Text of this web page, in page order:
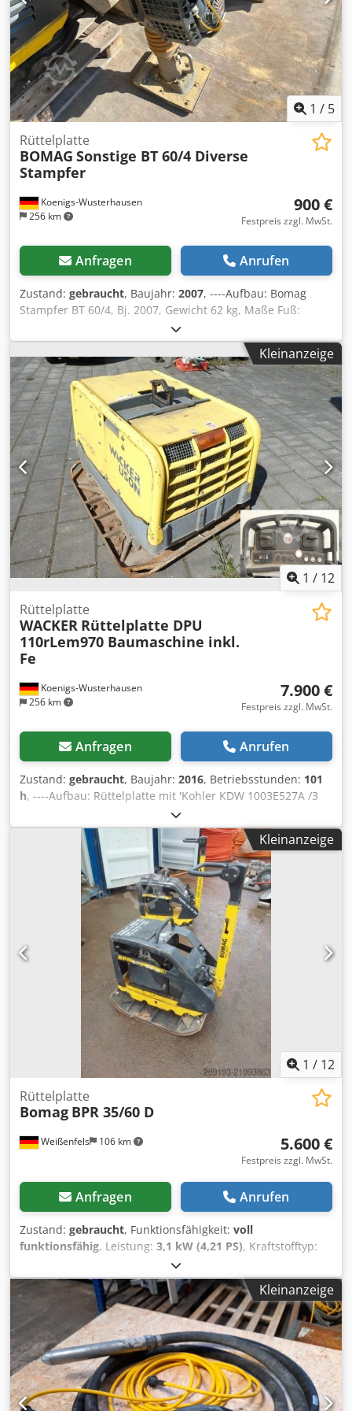
Zentrifugalkraft: 6.697 lb (~30 kN) * Abmessungen: *
Länge: 2.520 mm (99,2 in) * Breite (gesamt): 1.112 mm (43,8
in) * Trommeldurchmesser: 720 mm (28,3 in) Dedpfx Asw
Thfgeahock * Trommelbreite: 1.000 mm (39,4 in) * Höhe
(ROPS): 2.700 mm (106 in)
1 / 5
Koenigs-Wusterhausen
256 km
Rüttelplatte
BOMAG Sonstige BT 60/4 Diverse
Stampfer
900 €
Festpreis zzgl. MwSt.
Anfragen Anrufen
Zustand: gebraucht, Baujahr: 2007, ----Aufbau: Bomag
Stampfer BT 60/4, Bj. 2007, Gewicht 62 kg, Maße Fuß:
340x280mm, Honda Benzinmotor GX 100 / 2,5 KW Verkauf
nur an Gewerbetreibende. BEI EXPORT IST NUR DER
NETTOPREIS ZU BEZAHLEN !!!!! ALLE ANGABEN OHNE
GEWÄHR INS. AUSSTATTUNG+ZUBEHÖR.Grundlage aller
Kaufverträge, Rechnungen, Proforma-Rechnungen,
Bestellungen, Verkaufsgespräche sind unsere AGBs (Siehe
dazu Impressum). Dcodpfx Asvxpc Heahjk
Kleinanzeige
1 / 12
Koenigs-Wusterhausen
256 km
Rüttelplatte
WACKER Rüttelplatte DPU
110rLem970 Baumaschine inkl.
Fe
7.900 €
Festpreis zzgl. MwSt.
Anfragen Anrufen
Zustand: gebraucht, Baujahr: 2016, Betriebsstunden: 101
h, ----Aufbau: Rüttelplatte mit 'Kohler KDW 1003E527A /3
Zylinder Dieselmotor Betriebsgewicht 810 kg, Arbeitsbreite
970 mm, Arbeitsgeschwindigkeit max. 28 m/min,
Steigfähigkeit 32% Verkauf nur an Gewerbetreibende. BEI
EXPORT IST NUR DER NETTOPREIS ZU BEZAHLEN !!!!! ALLE
ANGABEN OHNE GEWÄHR INS.
AUSSTATTUNG+ZUBEHÖR.Grundlage aller Kaufverträge,
Rechnungen, Proforma-Rechnungen, Bestellungen,
Verkaufsgespräche sind unsere AGBs (Siehe dazu
Impressum). Dcodpowlmipsfx Aahsk
Kleinanzeige
1 / 12
Weißenfels 106 km
Rüttelplatte
Bomag BPR 35/60 D
5.600 €
Festpreis zzgl. MwSt.
Anfragen Anrufen
Zustand: gebraucht, Funktionsfähigkeit: voll
funktionsfähig, Leistung: 3,1 kW (4,21 PS), Kraftstofftyp:
, Gesamtgewicht:
Maschinen-/Fahrzeugnummer:2476268, Bomag BPR 35/60
D Technische Daten: Baujahr 2022 Abmessung (L x B x H)
1,51 m x 0,60 m x 0,69 m Gewicht 205 kg Durchfahrtshöhe
0,68 m max. Arbeitsgeschwindigkeit 27 m/min max.
Steigfähigkeit (Bodenabhängig) 32% Motorhersteller Typ
Hatz 1B20 Kühlung Luft Leistung 3,1 kw Drehzahl 3000
min-1 Antriebsart mechanisch Kraftstoff Diesel Füllmenge
3,0 l Fliehkraft 35 kn Vibrationsfrequenz 80 Hz
Kleinanzeige